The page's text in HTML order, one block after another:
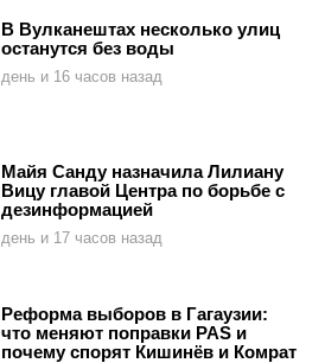
В Вулканештах несколько улиц
останутся без воды
день и 16 часов назад
Майя Санду назначила Лилиану
Вицу главой Центра по борьбе с
дезинформацией
день и 17 часов назад
Реформа выборов в Гагаузии:
что меняют поправки PAS и
почему спорят Кишинёв и Комрат